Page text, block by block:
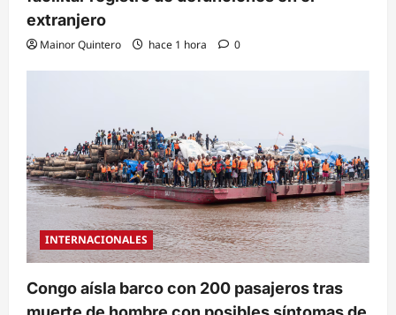
extranjero
Mainor Quintero hace 1 hora 0
INTERNACIONALES
Congo aísla barco con 200 pasajeros tras